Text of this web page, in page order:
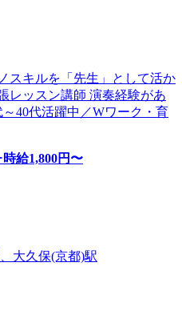
スキルを「先生」として活か
レッスン講師 演奏経験があ
40代活躍中／Wワーク・育
時給1,800円〜
大久保(京都)駅